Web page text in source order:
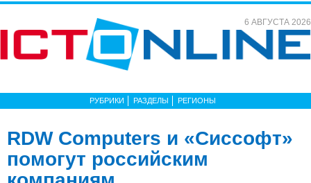
6 АВГУСТА 2026
РУБРИКИ РАЗДЕЛЫ РЕГИОНЫ
RDW Computers и «Сиссофт»
помогут российским